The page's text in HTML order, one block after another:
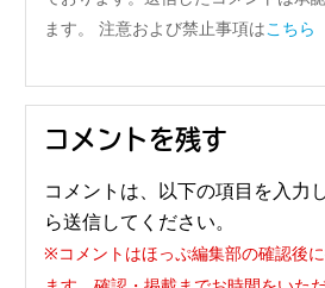
ます。 注意および禁止事項はこちら
コメントを残す
コメントは、以下の項目を入力
ら送信してください。
※コメントはほっぷ編集部の確認後